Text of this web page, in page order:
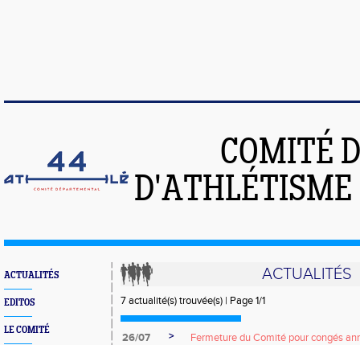
COMITÉ
D'ATHLÉTISME
ACTUALITÉS
EDITOS
LE COMITÉ
ACTUALITÉS
7 actualité(s) trouvée(s) | Page 1/1
26/07 >
Fermeture du Comité pour congés